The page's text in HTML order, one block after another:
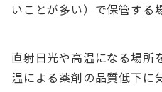
いことが多い）で保管する
直射日光や高温になる場所
温による薬剤の品質低下に